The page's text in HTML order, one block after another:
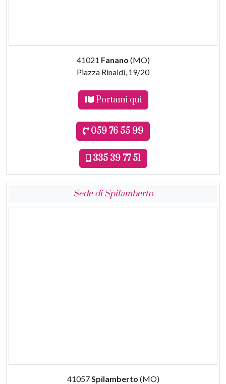
41021 Fanano (MO)
Piazza Rinaldi, 19/20
Portami qui
059 76 55 99
335 39 77 51
Sede di Spilamberto
41057 Spilamberto (MO)